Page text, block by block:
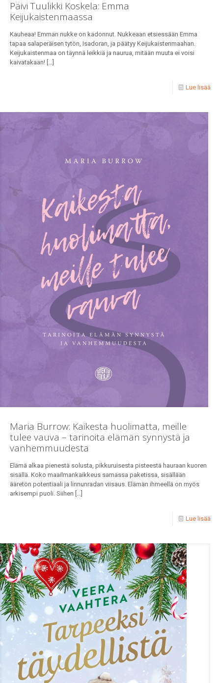
Päivi Tuulikki Koskela: Emma
Keijukaistenmaassa
Kauheaa! Emman nukke on kadonnut. Nukkeaan etsiessään Emma
tapaa salaperäisen tytön, Isadoran, ja päätyy Keijukaistenmaahan.
Keijukaistenmaa on täynnä leikkiä ja naurua, mitään muuta ei voisi
kaivatakaan! […]
Lue lisää
Maria Burrow: Kaikesta huolimatta, meille
tulee vauva – tarinoita elämän synnystä ja
vanhemmuudesta
Elämä alkaa pienestä solusta, pikkuruisesta pisteestä hauraan kuoren
sisällä. Koko maailmankaikkeus samassa paketissa, sisällään
ääretön potentiaali ja linnunradan viisaus. Elämän ihmeellä on myös
arkisempi puoli. Siihen […]
Lue lisää